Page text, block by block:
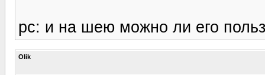
рс: и на шею можно ли его
Olik